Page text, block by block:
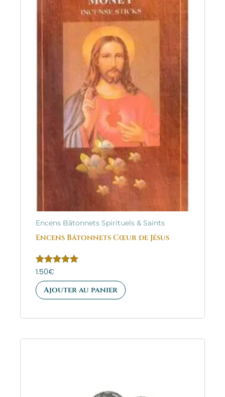
Encens Bâtonnets Spirituels & Saints
Encens Bâtonnets Cœur de Jésus
Note
sur 5
1.50€
Ajouter au panier